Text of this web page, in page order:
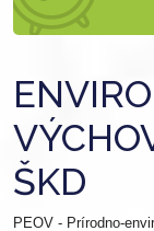
ŠKD
PEOV - Prírodno-